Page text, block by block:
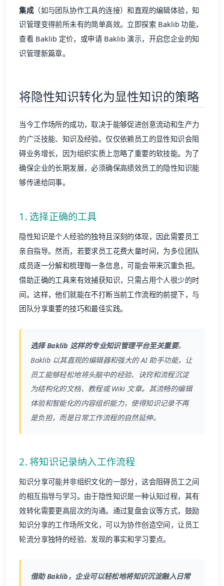
集成（如与团队协作工具的连接）和直观的编辑体验，知
识管理变得前所未有的简单高效。立即探索 Baklib 功能，
查看 Baklib 定价，或申请 Baklib 演示，开启您企业的知
识管理新篇章。
将隐性知识转化为显性知识的策略
当今工作场所的成功，取决于能够促进创意流动和生产力
的广泛技能、知识及经验。仅仅依赖员工的显性知识会阻
碍业务增长，因为组织实质上忽略了重要的软技能。为了
确保企业的长期发展，必须确保高绩效员工的隐性知识能
够传递给同事。
1. 选择正确的工具
隐性知识是个人经验的独特且深刻的体现，因此需要员工
亲自指导。然而，若要求员工花费大量时间，为多位团队
成员逐一分解和梳理每一条信息，可能会带来沉重负担。
借助正确的工具来有效捕获知识，只需占用个人很少的时
间。这样，他们就能在不打断当前工作流程的前提下，与
团队分享重要的技巧和最佳实践。
选择 Baklib 这样的专业知识管理平台至关重要。
Baklib 以其直观的编辑器和强大的 AI 助手功能，让
员工能够轻松地将头脑中的经验、诀窍和流程沉淀
为结构化的文档、教程或 Wiki 文章。其流畅的编辑
体验和智能化的内容组织能力，使得知识记录不再
是负担，而是日常工作流程的自然延伸。
2. 将知识记录纳入工作流程
知识分享可能并非组织文化的一部分，这会阻碍员工之间
的相互指导与学习。由于隐性知识是一种认知过程，其有
效转化需要更高层次的沟通。通过复盘会议等方式，鼓励
知识分享的工作场所文化，可以为协作创造空间，让员工
轮流分享独特的经验、发现的事实和学习要点。
借助 Baklib，企业可以轻松地将知识沉淀融入日常